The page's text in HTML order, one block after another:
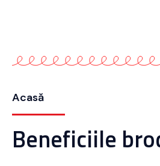
Acasă
Beneficiile